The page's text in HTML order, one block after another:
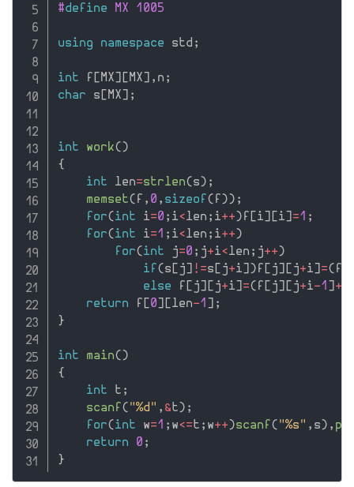
#define MX 1005
using namespace std ;
int f [MX] [MX] , n ;
char s [MX] ;
int work()
{
int len=strlen(s) ;
memset( f , 0 , sizeof ( f )) ;
for(int i=0 ; i<len ; i++) f [i] [i] =1 ;
for(int i=1 ; i<len ; i++)
for(int j=0 ; j+i<len ; j++)
if (s [ j] !=s [ j+i] ) f [ j] [ j+i] =( f
else f [ j] [ j+i] =( f [ j] [ j+i-1 ] +
return f [0] [len-1 ] ;
}
int main()
{
int t ;
scanf ( "%d" , &t) ;
for(int w=1 ; w<=t ; w++)scanf ( "%s" , s) ,
return
0 ;
}